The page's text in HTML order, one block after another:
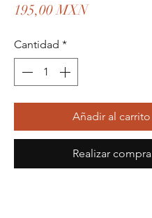
195,00 MXNPrecio
Cantidad *
Añadir al carrito
Realizar compra